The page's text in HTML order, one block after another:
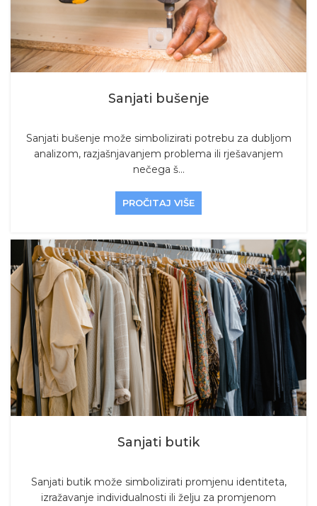
Sanjati bušenje
Sanjati bušenje može simbolizirati potrebu za dubljom
analizom, razjašnjavanjem problema ili rješavanjem
nečega š...
PROČITAJ VIŠE
Sanjati butik
Sanjati butik može simbolizirati promjenu identiteta,
izražavanje individualnosti ili želju za promjenom